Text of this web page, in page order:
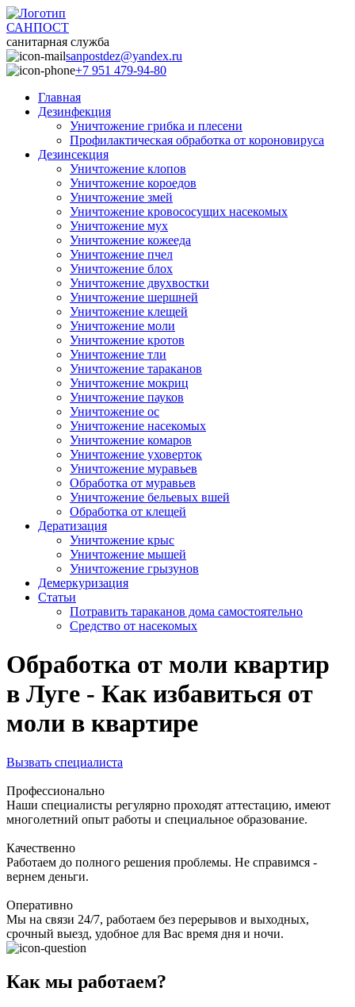
САНПОСТ
санитарная служба
sanpostdez@yandex.ru
+7 951 479-94-80
Главная
Дезинфекция
Уничтожение грибка и плесени
Профилактическая обработка от короновируса
Дезинсекция
Уничтожение клопов
Уничтожение короедов
Уничтожение змей
Уничтожение кровососущих насекомых
Уничтожение мух
Уничтожение кожееда
Уничтожение пчел
Уничтожение блох
Уничтожение двухвостки
Уничтожение шершней
Уничтожение клещей
Уничтожение моли
Уничтожение кротов
Уничтожение тли
Уничтожение тараканов
Уничтожение мокриц
Уничтожение пауков
Уничтожение ос
Уничтожение насекомых
Уничтожение комаров
Уничтожение уховерток
Уничтожение муравьев
Обработка от муравьев
Уничтожение бельевых вшей
Обработка от клещей
Дератизация
Уничтожение крыс
Уничтожение мышей
Уничтожение грызунов
Демеркуризация
Статьи
Потравить тараканов дома самостоятельно
Средство от насекомых
Обработка от моли квартир
в Луге - Как избавиться от
моли в квартире
Вызвать специалиста
Профессионально
Наши специалисты регулярно проходят аттестацию, имеют
многолетний опыт работы и специальное образование.
Качественно
Работаем до полного решения проблемы. Не справимся -
вернем деньги.
Оперативно
Мы на связи 24/7, работаем без перерывов и выходных,
срочный выезд, удобное для Вас время дня и ночи.
Как мы работаем?